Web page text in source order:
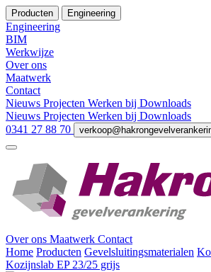
Producten Engineering
Engineering
BIM
Werkwijze
Over ons
Maatwerk
Contact
Nieuws Projecten Werken bij Downloads
Nieuws Projecten Werken bij Downloads
0341 27 88 70
Over ons Maatwerk Contact
Home Producten Gevelsluitingsmaterialen
Kozijnslab EP 23/25 grijs